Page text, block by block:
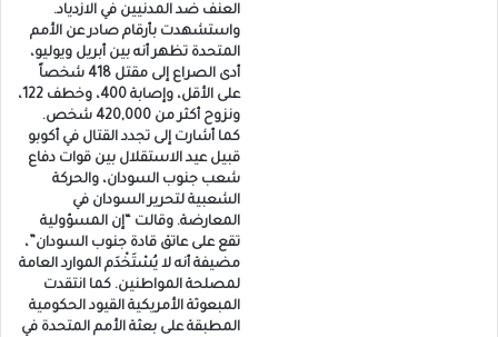
العنف ضد المدنيين في الازدياد.
واستشهدت بأرقام صادر عن الأمم
المتحدة تظهر أنه بين أبريل ويوليو،
أدى الصراع إلى مقتل 418 شخصاً
على الأقل، وإصابة 400، وخطف 122،
ونزوح أكثر من 420,000 شخص.
كما أشارت إلى تجدد القتال في أكوبو
قبيل عيد الاستقلال بين قوات دفاع
شعب جنوب السودان، والحركة
الشعبية لتحرير السودان في
المعارضة. وقالت “إن المسؤولية
تقع على عاتق قادة جنوب السودان”،
مضيفة أنه لا يُسْتَخْدَم الموارد العامة
لمصلحة المواطنين. كما انتقدت
المبعوثة الأمريكية القيود الحكومية
المطبقة على بعثة الأمم المتحدة في